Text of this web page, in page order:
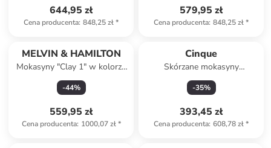
644,95 zł
Cena producenta: 848,25 zł*
579,95 zł
Cena producenta: 848,25 zł*
MELVIN & HAMILTON
Mokasyny "Clay 1" w kolorze
granatowym
-44%
559,95 zł
Cena producenta: 1000,07 zł*
Cinque
Skórzane mokasyny
"Salvatore" w kolorze
granatowym
-35%
393,45 zł
Cena producenta: 608,78 zł*